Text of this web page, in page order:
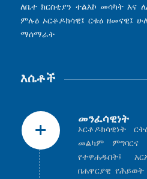
ለቤተ ክርስቲያን ተልእኮ መሳካት እና
ምሉዕ ኦርቶዶክሳዊ፤ ርቱዕ ዘመናዊ፤
ማሰማራት
እሴቶች
መንፈሳዊነት
ኦርቶዶክሳዊነት
መልካም ምግባርና
የተዋሐዱበት፤
በሐዋርያዊ